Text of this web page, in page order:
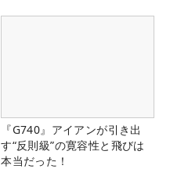
『G740』アイアンが引き出
す“反則級”の寛容性と飛びは
本当だった！